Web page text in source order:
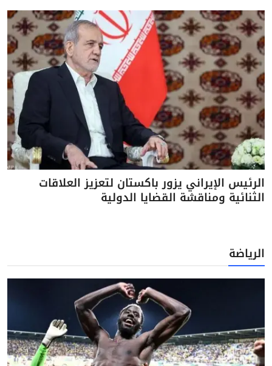
الرئيس الإيراني يزور باكستان لتعزيز العلاقات
الثنائية ومناقشة القضايا الدولية
الرياضة